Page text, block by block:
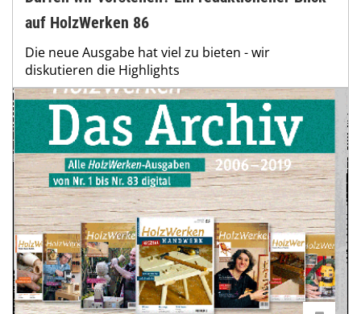
auf HolzWerken 86
Die neue Ausgabe hat viel zu bieten - wir
diskutieren die Highlights